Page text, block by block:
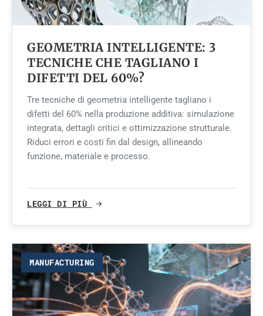
GEOMETRIA INTELLIGENTE: 3
TECNICHE CHE TAGLIANO I
DIFETTI DEL 60%?
Tre tecniche di geometria intelligente tagliano i
difetti del 60% nella produzione additiva: simulazione
integrata, dettagli critici e ottimizzazione strutturale.
Riduci errori e costi fin dal design, allineando
funzione, materiale e processo.
LEGGI DI PIÙ
MANUFACTURING